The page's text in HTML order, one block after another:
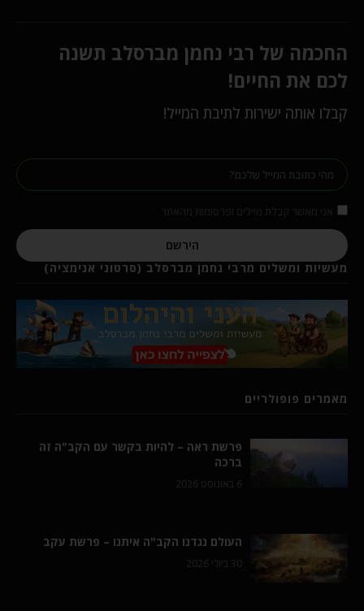
החכמה של רבי נחמן מברסלב תשנה
לכם את החיים!
קבלו אותה ישירות לתיבת המייל!
הירשם
מעשיות ומשלים מרבי נחמן מברסלב (סרטוני אנימציה)
מאמרים פופולריים
פרשת ראה – להיות בקשר עם הקב"ה זה
ברכה
6 באוגוסט 2026
העולם נגדנו הקב"ה איתנו – פרשת עקב
30 ביולי 2026